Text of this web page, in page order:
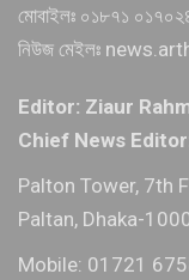
মোবাইলঃ ০১৮৭১
নিউজ মেইলঃ
Editor: Ziaur
Chief News
Palton Tower, 7th
Paltan, Dhaka-
Mobile: 01721